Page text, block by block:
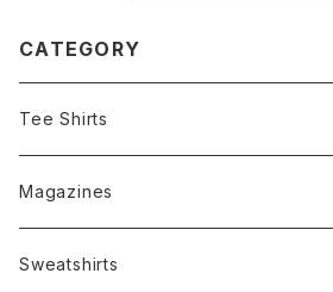
CATEGORY
Tee Shirts
Magazines
Sweatshirts